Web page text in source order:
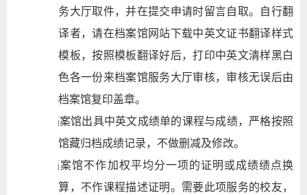
务大厅取件，并在提交申请时留言自取。自行翻
译者，请在档案馆网站下载中英文证书翻译样式
模板，按照模板翻译好后，打印中英文清样黑白
色各一份来档案馆服务大厅审核，审核无误后由
档案馆复印盖章。
档案馆出具中英文成绩单的课程与成绩，严格按照
馆藏归档成绩记录，不做删减及修改。
档案馆不作加权平均分一项的证明或成绩绩点换
算，不作课程描述证明。需要此项服务的校友，